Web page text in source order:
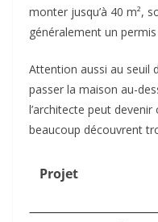
monter jusqu’à 40 m²,
généralement un
Attention aussi au seuil
passer la maison au-
l’architecte peut devenir
beaucoup découvrent
Projet